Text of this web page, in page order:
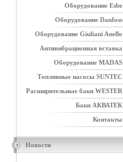
Оборудование Esbe
Оборудование Danfoss
Оборудование Giuliani Anello
Антивибрационная вставка
Оборудование MADAS
Топливные насосы SUNTEC
Расширительные баки WESTER
Баки АКВАТЕК
Контакты
Новости